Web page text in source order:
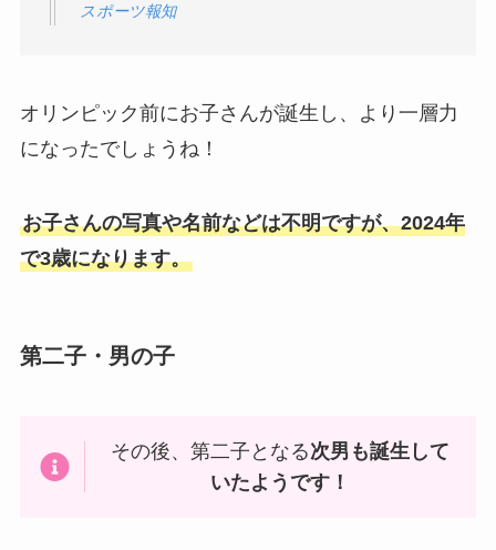
スポーツ報知
オリンピック前にお子さんが誕生し、より一層力
になったでしょうね！
お子さんの写真や名前などは不明ですが、2024年
で3歳になります。
第二子・男の子
その後、第二子となる次男も誕生して
いたようです！